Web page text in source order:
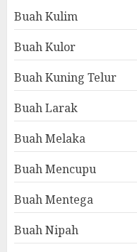
Buah Kulim
Buah Kulor
Buah Kuning Telur
Buah Larak
Buah Melaka
Buah Mencupu
Buah Mentega
Buah Nipah